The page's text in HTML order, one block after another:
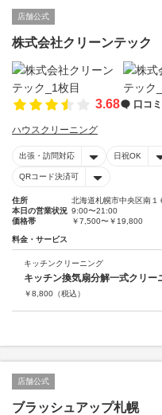
店舗公式
株式会社クリーンテック
3.68 口コミ
ハウスクリーニング
出張・訪問対応 日祝OK
QRコード決済可
住所
北海道札幌市中央区南１
本日の営業状況 9:00〜21:00
価格帯
￥7,500〜￥19,800
料金・サービス
キッチンクリーニング
キッチン換気扇分解一式クリー
￥8,800 （税込）
店舗公式
ブラッシュアップ札幌